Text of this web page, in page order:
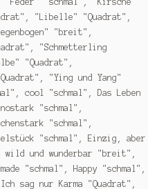
"Libelle" "Quadrat",
"breit",
"Schmetterling
"Quadrat",
"Ying und Yang"
cool "schmal", Das Leben
"schmal",
"schmal",
"schmal", Einzig, aber
und wunderbar "breit",
"schmal", Happy "schmal",
sag nur Karma "Quadrat",